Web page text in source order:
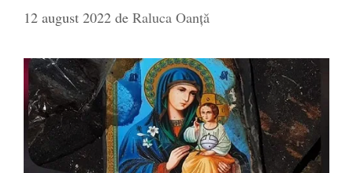
12 august 2022 de Raluca Oanță